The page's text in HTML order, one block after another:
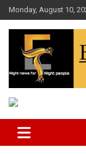
Skip
to
content
Monday, August 10,
Edition